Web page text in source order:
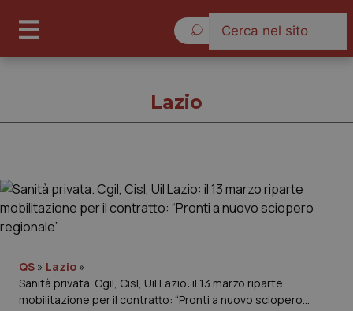
Cronache
Governo e Parlamento
Lazio
QS » Lazio »
Sanità privata. Cgil, Cisl, Uil Lazio: il 13 marzo riparte
mobilitazione per il contratto: “Pronti a nuovo sciopero